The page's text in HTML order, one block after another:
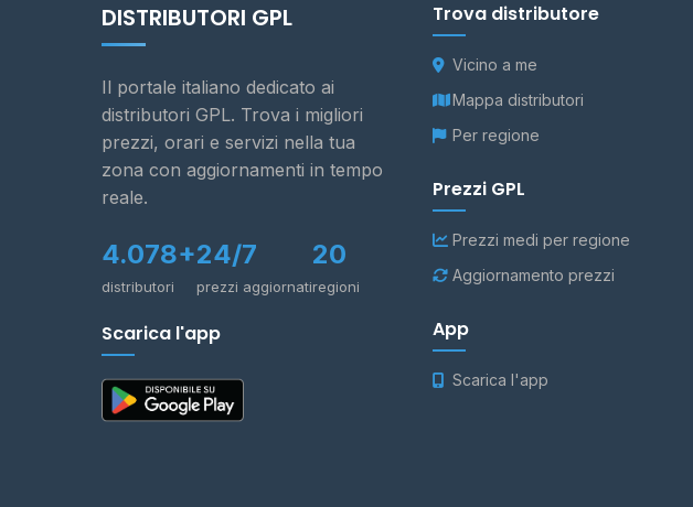
DISTRIBUTORI GPL
Il portale italiano dedicato ai
distributori GPL. Trova i migliori
prezzi, orari e servizi nella tua
zona con aggiornamenti in tempo
reale.
4.078+
distributori
24/7
prezzi aggiornati
20
regioni
Scarica l'app
Trova distributore
Vicino a me
Mappa distributori
Per regione
Prezzi GPL
Prezzi medi per regione
Aggiornamento prezzi
App
Scarica l'app